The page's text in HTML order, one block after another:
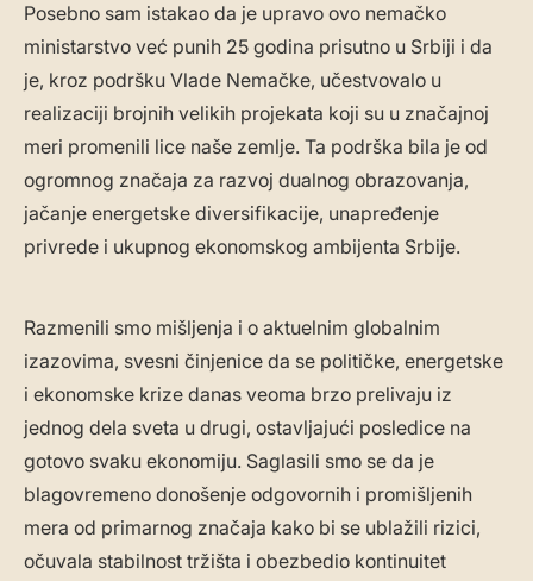
Posebno sam istakao da je upravo ovo nemačko
ministarstvo već punih 25 godina prisutno u Srbiji i da
je, kroz podršku Vlade Nemačke, učestvovalo u
realizaciji brojnih velikih projekata koji su u značajnoj
meri promenili lice naše zemlje. Ta podrška bila je od
ogromnog značaja za razvoj dualnog obrazovanja,
jačanje energetske diversifikacije, unapređenje
privrede i ukupnog ekonomskog ambijenta Srbije.
Razmenili smo mišljenja i o aktuelnim globalnim
izazovima, svesni činjenice da se političke, energetske
i ekonomske krize danas veoma brzo prelivaju iz
jednog dela sveta u drugi, ostavljajući posledice na
gotovo svaku ekonomiju. Saglasili smo se da je
blagovremeno donošenje odgovornih i promišljenih
mera od primarnog značaja kako bi se ublažili rizici,
očuvala stabilnost tržišta i obezbedio kontinuitet